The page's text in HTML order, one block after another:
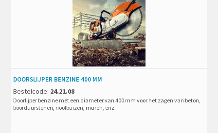
DOORSLIJPER BENZINE 400 MM
Bestelcode: 24.21.08
Doorlijper benzine met een diameter van 400 mm voor het zagen van beton,
boorduurstenen, rioolbuizen, muren, enz.